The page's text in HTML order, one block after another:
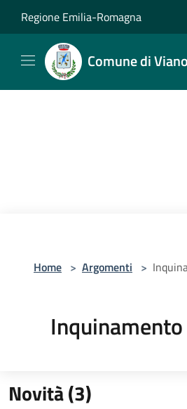
Regione Emilia-Romagna
Comune di Viano
Home > Argomenti >
Inquinamento
Novità (3)